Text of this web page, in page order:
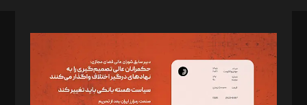
مدیر مسئول: محمدباقر اثنی‌عشری
سردبیر: مهرک محمودی
دبیر تحریریه: میثم قاسمی
د‌بیر ناداستان: سمانه سمیع